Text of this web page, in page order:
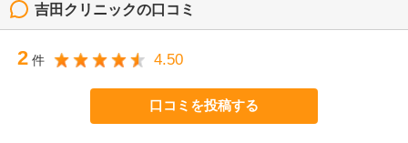
吉田クリニックの口コミ
2 件 4.50
口コミを投稿する